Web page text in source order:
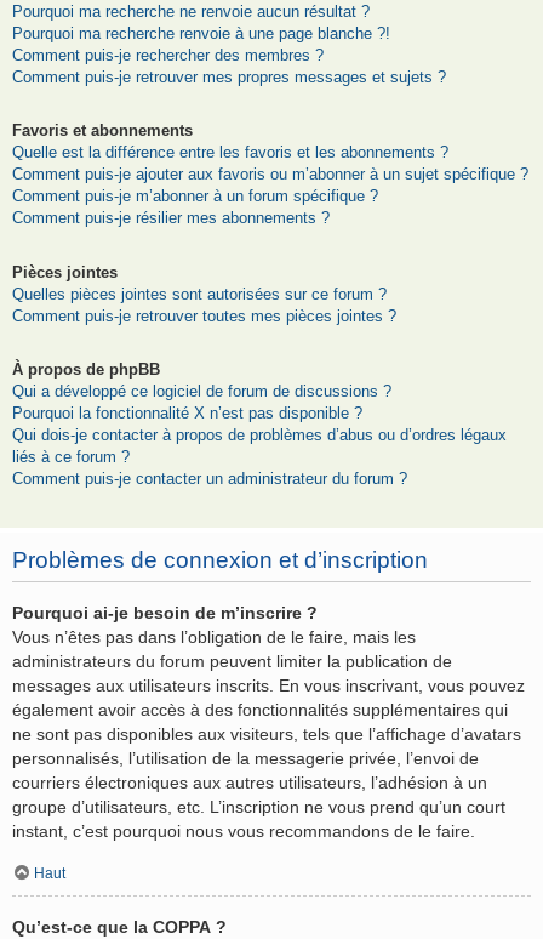
Pourquoi ma recherche ne renvoie aucun résultat ?
Pourquoi ma recherche renvoie à une page blanche ?!
Comment puis-je rechercher des membres ?
Comment puis-je retrouver mes propres messages et sujets ?
Favoris et abonnements
Quelle est la différence entre les favoris et les abonnements ?
Comment puis-je ajouter aux favoris ou m’abonner à un sujet spécifique ?
Comment puis-je m’abonner à un forum spécifique ?
Comment puis-je résilier mes abonnements ?
Pièces jointes
Quelles pièces jointes sont autorisées sur ce forum ?
Comment puis-je retrouver toutes mes pièces jointes ?
À propos de phpBB
Qui a développé ce logiciel de forum de discussions ?
Pourquoi la fonctionnalité X n’est pas disponible ?
Qui dois-je contacter à propos de problèmes d’abus ou d’ordres légaux
liés à ce forum ?
Comment puis-je contacter un administrateur du forum ?
Problèmes de connexion et d’inscription
Pourquoi ai-je besoin de m’inscrire ?
Vous n’êtes pas dans l’obligation de le faire, mais les
administrateurs du forum peuvent limiter la publication de
messages aux utilisateurs inscrits. En vous inscrivant, vous pouvez
également avoir accès à des fonctionnalités supplémentaires qui
ne sont pas disponibles aux visiteurs, tels que l’affichage d’avatars
personnalisés, l’utilisation de la messagerie privée, l’envoi de
courriers électroniques aux autres utilisateurs, l’adhésion à un
groupe d’utilisateurs, etc. L’inscription ne vous prend qu’un court
instant, c’est pourquoi nous vous recommandons de le faire.
Haut
Qu’est-ce que la COPPA ?